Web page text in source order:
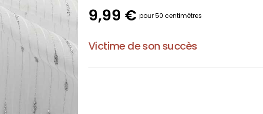
9,99 € pour 50 centimètres
Victime de son succès